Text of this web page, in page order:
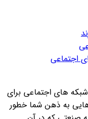
اجتماعی
شبکه های اجتماعی برای
به ذهن شما خطور